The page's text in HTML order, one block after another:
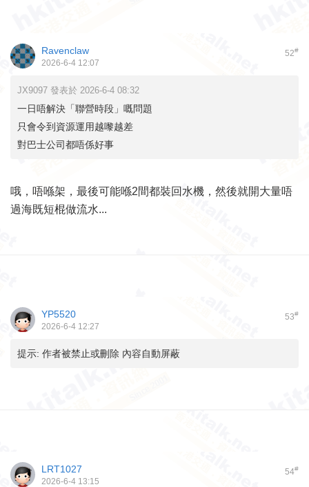
52#
Ravenclaw
2026-6-4 12:07
JX9097 發表於 2026-6-4 08:32
一日唔解決「聯營時段」嘅問題
只會令到資源運用越嚟越差
對巴士公司都唔係好事
哦，唔喺架，最後可能喺2間都裝回水機，然後就開大量唔
過海既短棍做流水...
53#
YP5520
2026-6-4 12:27
提示: 作者被禁止或刪除 內容自動屏蔽
54#
LRT1027
2026-6-4 13:15